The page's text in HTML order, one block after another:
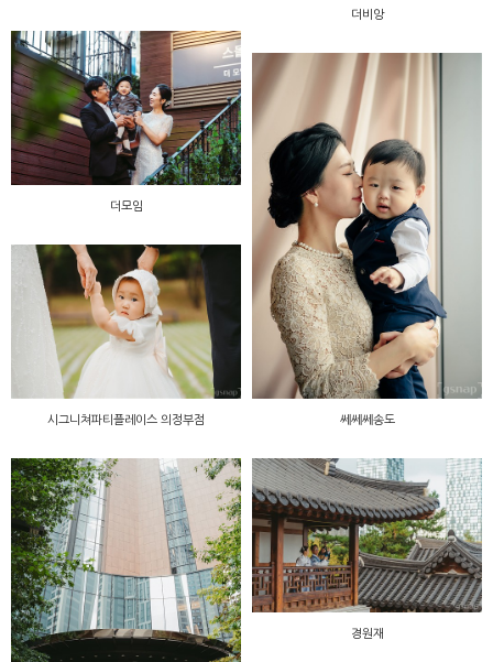
더비앙
더모임
쎄쎄쎄송도
시그니쳐파티플레이스 의정부점
경원재